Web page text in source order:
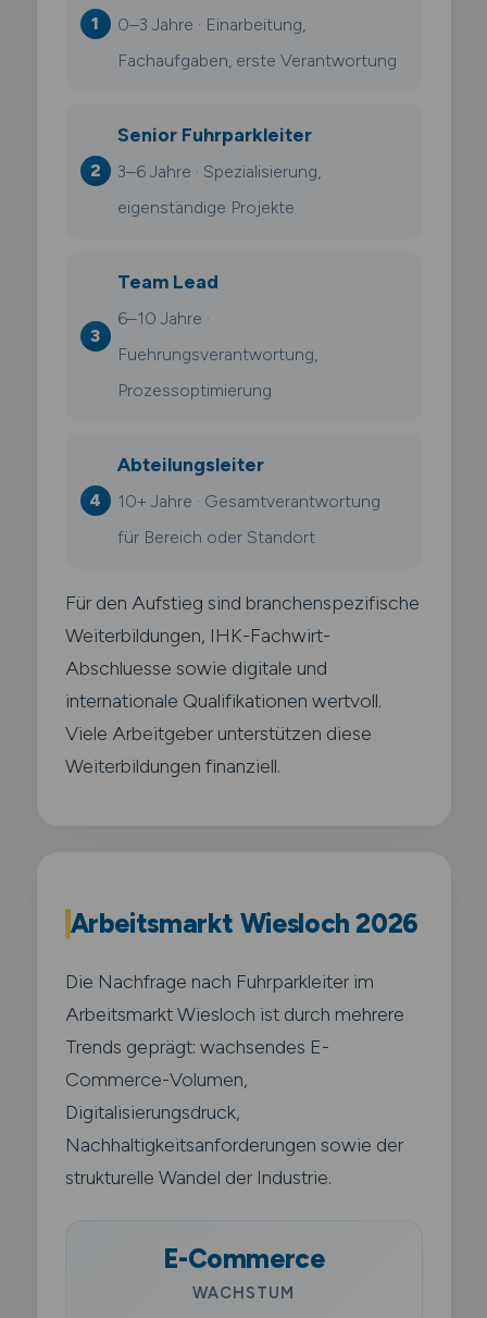
0–3 Jahre · Einarbeitung,
Fachaufgaben, erste Verantwortung
Senior Fuhrparkleiter
3–6 Jahre · Spezialisierung,
eigenständige Projekte
Team Lead
6–10 Jahre ·
Fuehrungsverantwortung,
Prozessoptimierung
Abteilungsleiter
10+ Jahre · Gesamtverantwortung
für Bereich oder Standort
Für den Aufstieg sind branchenspezifische
Weiterbildungen, IHK-Fachwirt-
Abschluesse sowie digitale und
internationale Qualifikationen wertvoll.
Viele Arbeitgeber unterstützen diese
Weiterbildungen finanziell.
Arbeitsmarkt Wiesloch 2026
Die Nachfrage nach Fuhrparkleiter im
Arbeitsmarkt Wiesloch ist durch mehrere
Trends geprägt: wachsendes E-
Commerce-Volumen,
Digitalisierungsdruck,
Nachhaltigkeitsanforderungen sowie der
strukturelle Wandel der Industrie.
E-Commerce
WACHSTUM